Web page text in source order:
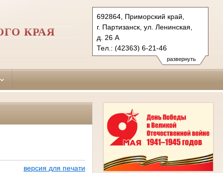
развернуть
692864, Приморский край,
г. Партизанск, ул. Ленинская,
д. 26 А
Тел.: (42363) 6-21-46
partizansky.prm@sudrf.ru
схема проезда
КРАЯ
версия для печати